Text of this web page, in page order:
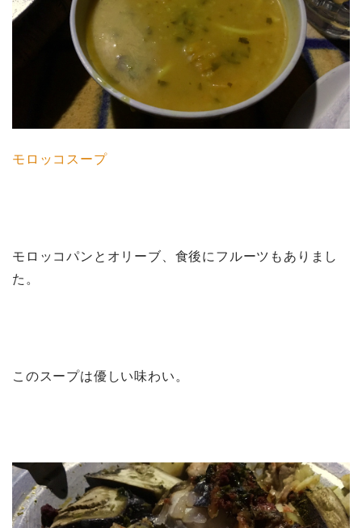
モロッコスープ
モロッコパンとオリーブ、食後にフルーツもありまし
た。
このスープは優しい味わい。